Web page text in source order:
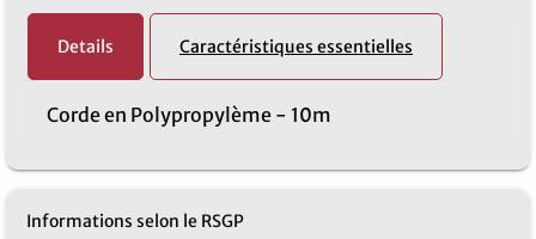
Details Caractéristiques essentielles
Corde en Polypropylème - 10m
Informations selon le RSGP